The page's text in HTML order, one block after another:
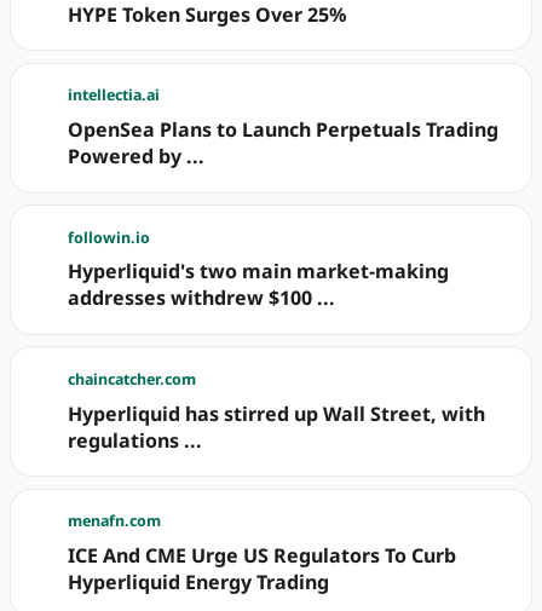
HYPE Token Surges Over 25%
intellectia.ai
OpenSea Plans to Launch Perpetuals Trading
Powered by ...
followin.io
Hyperliquid's two main market-making
addresses withdrew $100 ...
chaincatcher.com
Hyperliquid has stirred up Wall Street, with
regulations ...
menafn.com
ICE And CME Urge US Regulators To Curb
Hyperliquid Energy Trading